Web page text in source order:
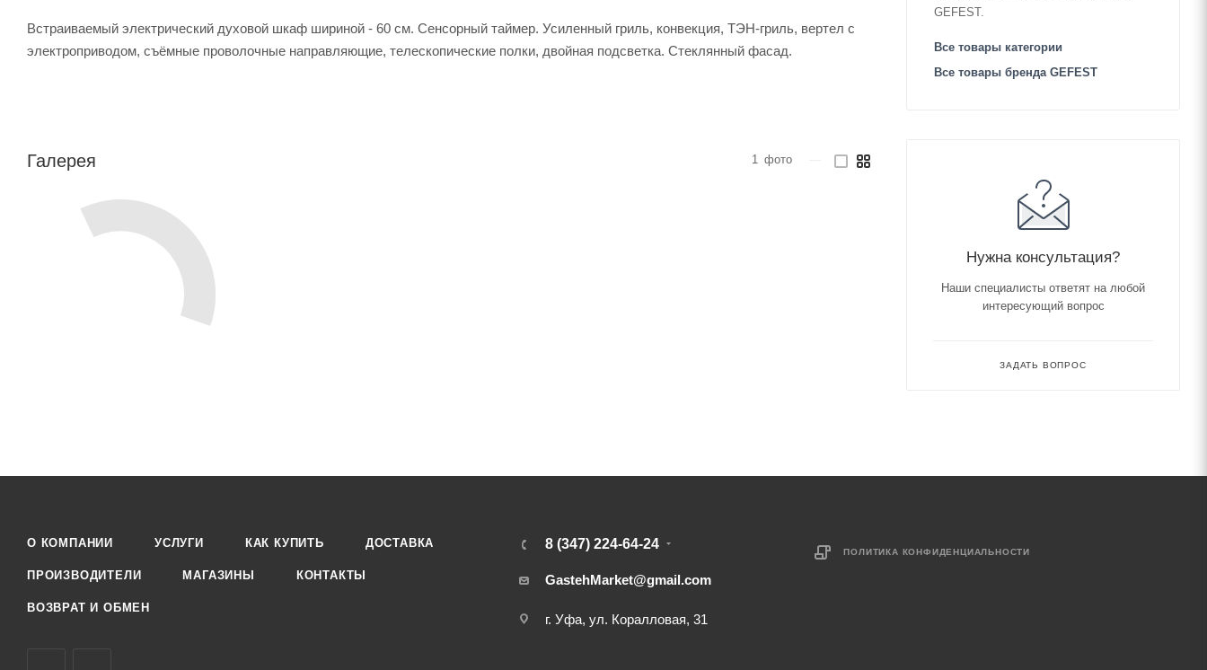
Встраиваемый электрический духовой шкаф шириной - 60 см. Сенсорный таймер. Усиленный гриль, конвекция, ТЭН-гриль, вертел с
электроприводом, съёмные проволочные направляющие, телескопические полки, двойная подсветка. Стеклянный фасад.
Галерея 1 фото
GEFEST.
Все товары категории
Все товары бренда GEFEST
Нужна консультация?
Наши специалисты ответят на любой
интересующий вопрос
ЗАДАТЬ ВОПРОС
О КОМПАНИИ УСЛУГИ КАК КУПИТЬ ДОСТАВКА
ПРОИЗВОДИТЕЛИ МАГАЗИНЫ КОНТАКТЫ
ВОЗВРАТ И ОБМЕН
8 (347) 224-64-24
GastehMarket@gmail.com
г. Уфа, ул. Коралловая, 31
ПОЛИТИКА КОНФИДЕНЦИАЛЬНОСТИ